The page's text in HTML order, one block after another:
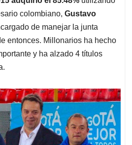
colombiano, Gustavo
de manejar la junta
entonces. Millonarios ha hecho
y ha alzado 4 títulos